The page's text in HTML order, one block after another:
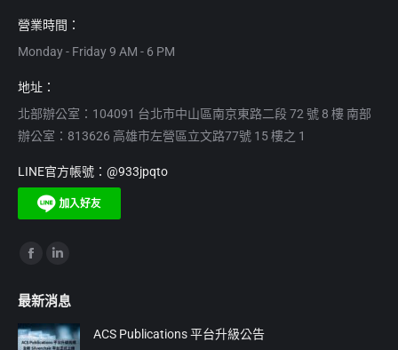
營業時間：
Monday - Friday 9 AM - 6 PM
地址：
北部辦公室：104091 台北市中山區南京東路二段 72 號 8 樓 南部
辦公室：813626 高雄市左營區立文路77號 15 樓之 1
LINE官方帳號：@933jpqto
Find us on:
opens
in
opens
in
最新消息
ACS Publications 平台升級公告